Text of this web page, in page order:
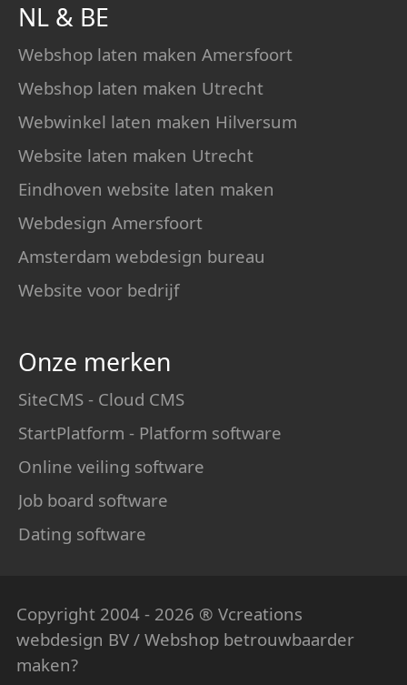
NL & BE
Webshop laten maken Amersfoort
Webshop laten maken Utrecht
Webwinkel laten maken Hilversum
Website laten maken Utrecht
Eindhoven website laten maken
Webdesign Amersfoort
Amsterdam webdesign bureau
Website voor bedrijf
Onze merken
SiteCMS - Cloud CMS
StartPlatform - Platform software
Online veiling software
Job board software
Dating software
Copyright 2004 - 2026 ® Vcreations
webdesign BV / Webshop betrouwbaarder
maken?